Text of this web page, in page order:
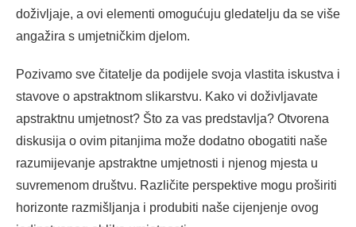
doživljaje, a ovi elementi omogućuju gledatelju da se više
angažira s umjetničkim djelom.
Pozivamo sve čitatelje da podijele svoja vlastita iskustva i
stavove o apstraktnom slikarstvu. Kako vi doživljavate
apstraktnu umjetnost? Što za vas predstavlja? Otvorena
diskusija o ovim pitanjima može dodatno obogatiti naše
razumijevanje apstraktne umjetnosti i njenog mjesta u
suvremenom društvu. Različite perspektive mogu proširiti
horizonte razmišljanja i produbiti naše cijenjenje ovog